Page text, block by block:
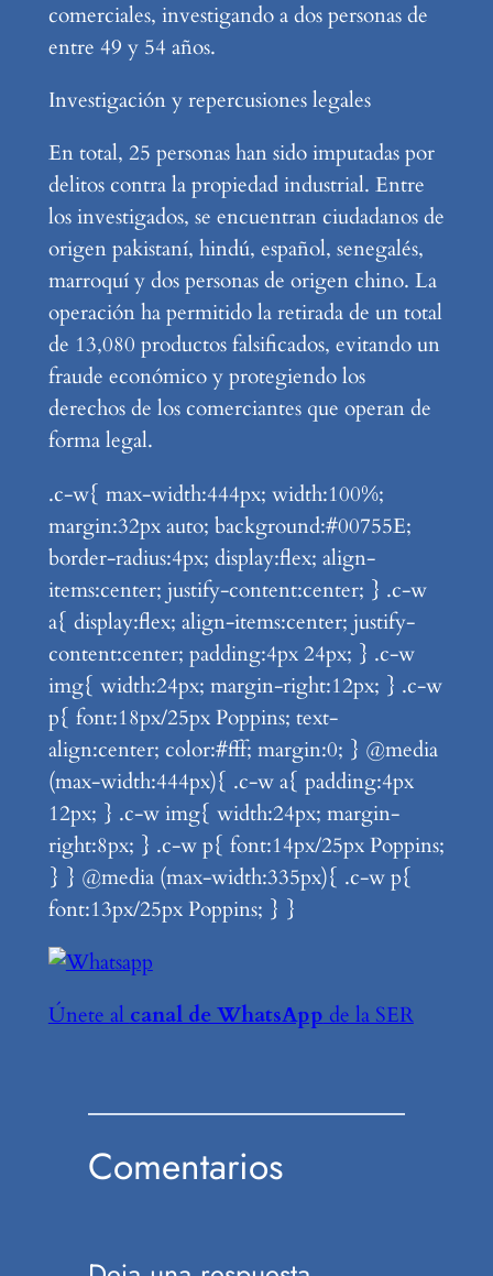
comerciales, investigando a dos personas de
entre 49 y 54 años.
Investigación y repercusiones legales
En total, 25 personas han sido imputadas por
delitos contra la propiedad industrial. Entre
los investigados, se encuentran ciudadanos de
origen pakistaní, hindú, español, senegalés,
marroquí y dos personas de origen chino. La
operación ha permitido la retirada de un total
de 13,080 productos falsificados, evitando un
fraude económico y protegiendo los
derechos de los comerciantes que operan de
forma legal.
.c-w{ max-width:444px; width:100%;
margin:32px auto; background:#00755E;
border-radius:4px; display:flex; align-
items:center; justify-content:center; } .c-w
a{ display:flex; align-items:center; justify-
content:center; padding:4px 24px; } .c-w
img{ width:24px; margin-right:12px; } .c-w
p{ font:18px/25px Poppins; text-
align:center; color:#fff; margin:0; } @media
(max-width:444px){ .c-w a{ padding:4px
12px; } .c-w img{ width:24px; margin-
right:8px; } .c-w p{ font:14px/25px Poppins;
} } @media (max-width:335px){ .c-w p{
font:13px/25px Poppins; } }
Únete al canal de WhatsApp de la SER
Comentarios